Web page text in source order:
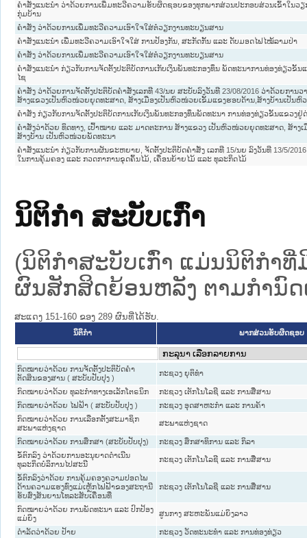
ຄໍາສັ່ງແນະນໍາ ວ່າດ້ວຍການເພີ່ມທະວີຄວາມຮັບຜິດຊອບຂອງທຸກພາກສ່ວນປະກອບສ່ວນເຂົ້າໃນວຽ
ກຸ່ມບ້ານ
ຄຳສັ່ງ ວ່າດ້ວຍການເພີ່ມທະວີຄວາມເອົາໃຈໃສ່ຕໍ່ວຽກງານທະບຽນສານ
ຄຳສັ່ງແນະນຳ ເພີ່ມທະວີຄວາມເອົາໃຈໃສ່ ການປ້ອງກັນ, ສະກັດກັ້ນ ແລະ ດັບມອດໄຟໄໝ້ລາມປ່າ
ຄໍາສັ່ງ ວ່າດ້ວຍການເພີ່ມທະວີຄວາມເອົາໃຈໃສ່ຕໍ່ວຽກງານທະບຽນສານ
ຄຳສັ່ງແນະນຳ ກ່ຽວກັບການຈັດຕັ້ງປະຕິບັດການເກັບເງິນພັນທະກອງທຶນ ພັດທະນາການທ່ອງທ່ຽວຂັ້
ໄຊ
ຄຳສັ່ງ ວ່າດ້ວຍການຈັດຕັ້ງປະຕິບັດຄຳສັ່ງເລກທີ 43/ນຍ ສະບັບລົງວັນທີ 23/08/2016 ວ່າດ້ວຍການ
ສ້າງແຂວງເປັນຫົວໜ່ວຍຍຸດທະສາດ, ສ້າງເມືອງເປັນຫົວໜ່ວຍເຂັ້ມແຂງຮອບດ້ານ,ສ້າງບ້ານເປັນ
ຄຳສັ່ງ ກ່ຽວກັບການຈັດຕັ້ງປະຕິບັດການເກັບເງິນພັນທະກອງທຶນພັດທະນາ ການທ່ອງທ່ຽວຂັ້ນແຂວງຢູ່
ຄຳສັ່ງວ່າດ້ວຍ ທິດທາງ, ເປົ້າໝາຍ ແລະ ມາດຕະການ ສ້າງແຂວງ ເປັນຫົວໜ່ວຍຍຸດທະສາດ, ສ້າງ
ສ້າງບ້ານ ເປັນຫົວໜ່ວຍພັດທະນາ
ຄຳສັ່ງແນະນຳ ກ່ຽວກັບການຜັນຂະຫຍາຍ, ຈັດຕັ້ງປະຕິບັດຄຳສັ່ງ ເລກທີ 15/ນຍ ລົງວັນທີ 13/5/
ໃນການຄຸ້ມຄອງ ແລະ ກວດກາການຂຸດຄົ້ນໄມ້, ເຄື່ອນຍ້າຍໄມ້ ແລະ ທຸລະກິດໄມ້
ນິຕິກໍາ ສະບັບເກົ່າ
(ນິຕິກໍາສະບັບເກົ່າ ແມ່ນນິຕິກໍາ
ຜົນສັກສິດຍ້ອນຫລັງ ຕາມກໍານົດ
ສະແດງ 151-160 ຂອງ 289 ຜົນທີ່ໄດ້ຮັບ.
ນິຕິກໍາ ພາກສ່ວນຮັບຜິດຊອບ
ກົດໝາຍວ່າດ້ວຍ ການຈັດຕັ້ງປະຕິບັດຄຳ
ຕັດສິນຂອງສານ ( ສະບັບປັບປຸງ )
ກະຊວງ ຍຸຕິທໍາ
ກົດໝາຍວ່າດ້ວຍ ທຸລະກຳທາງເອເລັກໂຕຣນິກ
ກະຊວງ ເຕັກໂນໂລຊີ ແລະ ການສື່ສານ
ກົດ​ໝາຍວ່າ​ດ້ວຍ​ ໄຟ​ຟ້າ ( ສະບັບປັບປຸງ )
ກະຊວງ ອຸດສາຫະກຳ ແລະ ການຄ້າ
ກົດໝາຍວ່າດ້ວຍ ການເລືອກຕັ້ງສະມາຊິກ
ສະພາແຫ່ງຊາດ
ສະພາແຫ່ງຊາດ
ກົດໝາຍວ່າດ້ວຍ ການສຶກສາ (ສະບັບປັບປຸງ)
ກະຊວງ ສຶກສາທິການ ແລະ ກິລາ
ຂໍ້ຕົກລົງ ວ່າດ້ວຍການອະນຸຍາດດຳເນີນ
ທຸລະກິດບໍລິການໄປສະນີ
ກະຊວງ ເຕັກໂນໂລຊີ ແລະ ການສື່ສານ
ຂໍ້ຕົກລົງວ່າດ້ວຍ ການຄຸ້ມຄອງຄວາມປອດໄພ
ດ້ານຄວາມແຮງທົ່ງແມ່ເຫຼັກໄຟຟ້າຂອງສະຖານີ
ຮັບສົ່ງສັນຍານໂທລະສັບເຄື່ອນທີ່
ກະຊວງ ເຕັກໂນໂລຊີ ແລະ ການສື່ສານ
ກົດໝາຍວ່າດ້ວຍ ການພັດທະນາ ແລະ ປົກປ້ອງ
ແມ່ຍິງ
ສູນກາງ ສະຫະພັນແມ່ຍິງລາວ
ດຳລັດວ່າດ້ວຍ ປ້າຍ
ກະຊວງ ວັດທະນະທຳ ແລະ ການທ່ອງທ່ຽວ